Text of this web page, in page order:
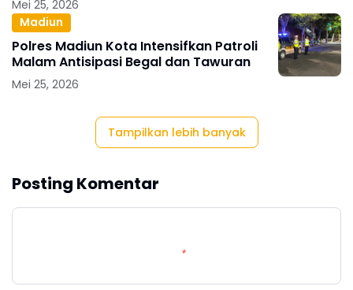
Mei 25, 2026
Madiun
Polres Madiun Kota Intensifkan Patroli
Malam Antisipasi Begal dan Tawuran
Mei 25, 2026
Tampilkan lebih banyak
Posting Komentar